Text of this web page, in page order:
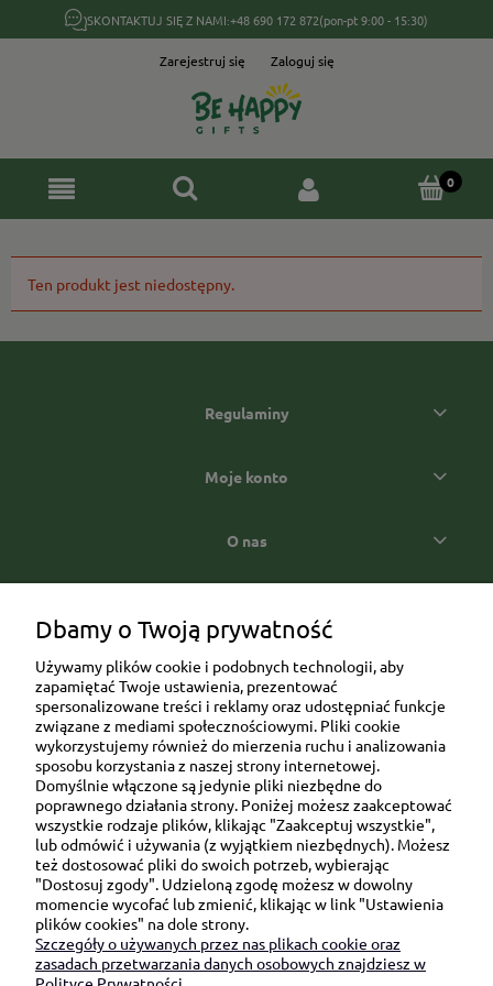
SKONTAKTUJ SIĘ Z NAMI:+48 690 172 872(pon-pt 9:00 - 15:30)
Zarejestruj się Zaloguj się
Ten produkt jest niedostępny.
Regulaminy
Moje konto
O nas
Ul. Brukowa 6/8 lok. 57/58
91-341 Łódź
NIP: 6751510615
SKONTAKTUJ SIĘ Z NAMI:
sklep@be-happygifts.com
+48 690 172 872
Dbamy o Twoją prywatność
Używamy plików cookie i podobnych technologii, aby
zapamiętać Twoje ustawienia, prezentować
spersonalizowane treści i reklamy oraz udostępniać funkcje
związane z mediami społecznościowymi. Pliki cookie
wykorzystujemy również do mierzenia ruchu i analizowania
sposobu korzystania z naszej strony internetowej.
Domyślnie włączone są jedynie pliki niezbędne do
poprawnego działania strony. Poniżej możesz zaakceptować
wszystkie rodzaje plików, klikając "Zaakceptuj wszystkie",
lub odmówić i używania (z wyjątkiem niezbędnych). Możesz
też dostosować pliki do swoich potrzeb, wybierając
"Dostosuj zgody". Udzieloną zgodę możesz w dowolny
momencie wycofać lub zmienić, klikając w link "Ustawienia
plików cookies" na dole strony.
Szczegóły o używanych przez nas plikach cookie oraz
zasadach przetwarzania danych osobowych znajdziesz w